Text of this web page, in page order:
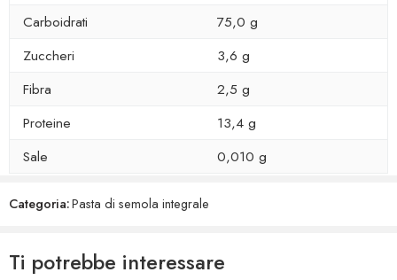
Carboidrati
75,0 g
Zuccheri
3,6 g
Fibra
2,5 g
Proteine
13,4 g
Sale
0,010 g
Categoria:Pasta di semola integrale
Ti potrebbe interessare